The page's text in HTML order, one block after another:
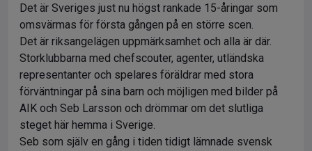
Det är Sveriges just nu högst rankade 15-åringar som
omsvärmas för första gången på en större scen.
Det är riksangelägen uppmärksamhet och alla är där.
Storklubbarna med chefscouter, agenter, utländska
representanter och spelares föräldrar med stora
förväntningar på sina barn och möjligen med bilder på
AIK och Seb Larsson och drömmar om det slutliga
steget här hemma i Sverige.
Seb som själv en gång i tiden tidigt lämnade svensk